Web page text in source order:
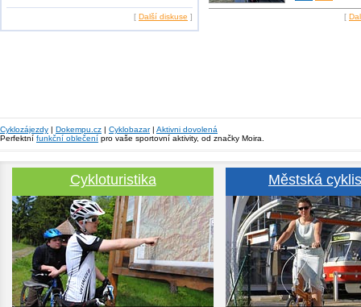
[ Další diskuse ] [
Cyklozájezdy | Dokempu.cz | Cyklobazar| Aktivni dovolená
Perfektní funkční oblečení pro vaše sportovní aktivity, od značky Moira.
Cykloturistika Městská